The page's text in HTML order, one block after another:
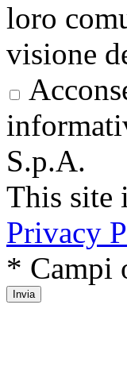
loro
visione
S.p.A.
This site
Privacy
* Campi
Invia